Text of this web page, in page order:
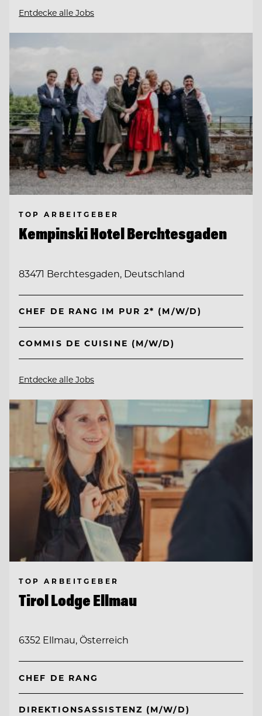
Entdecke alle Jobs
TOP ARBEITGEBER
Kempinski Hotel Berchtesgaden
83471 Berchtesgaden, Deutschland
CHEF DE RANG IM PUR 2* (M/W/D)
COMMIS DE CUISINE (M/W/D)
Entdecke alle Jobs
TOP ARBEITGEBER
Tirol Lodge Ellmau
6352 Ellmau, Österreich
CHEF DE RANG
DIREKTIONSASSISTENZ (M/W/D)